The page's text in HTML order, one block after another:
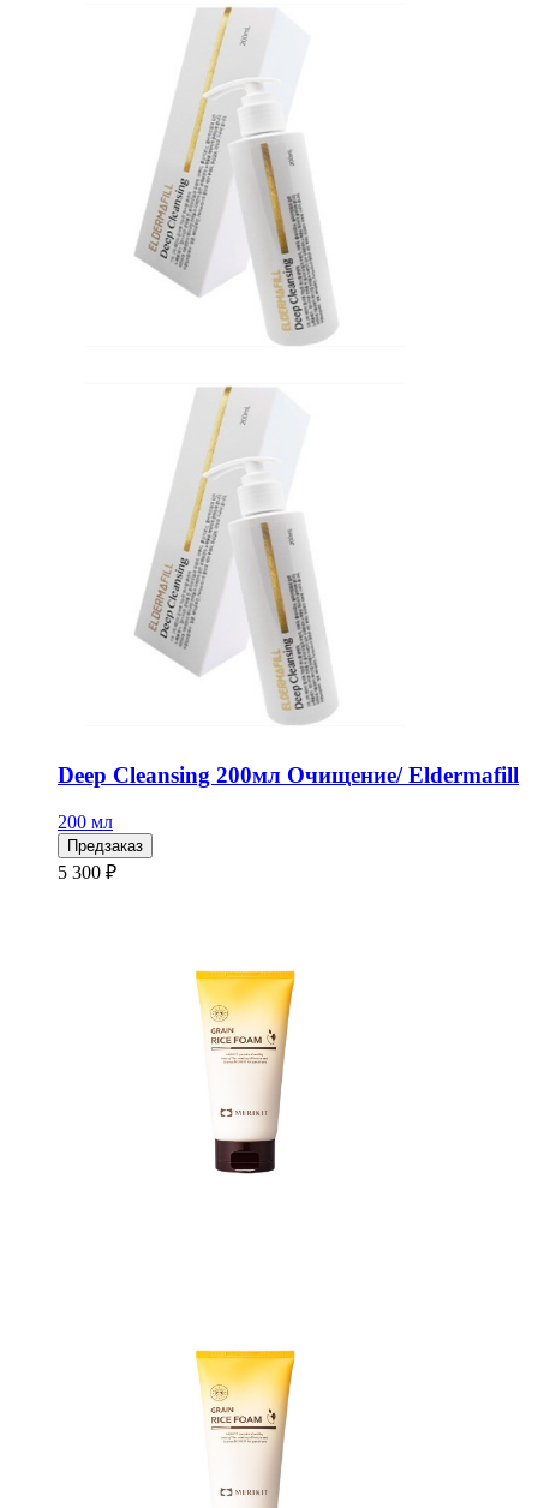
Deep Cleansing 200мл Очищение/ Eldermafill
200 мл
Предзаказ
5 300 ₽